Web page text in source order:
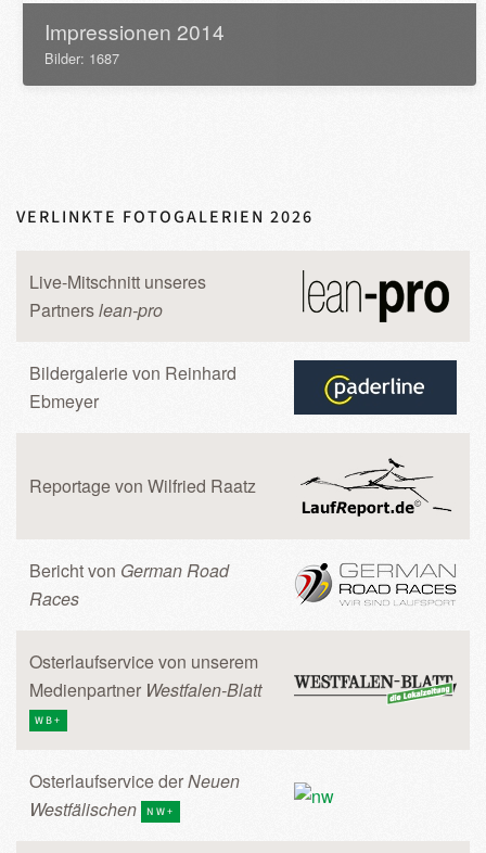
Impressionen 2014
Bilder: 1687
VERLINKTE FOTOGALERIEN 2026
Live-Mitschnitt unseres
Partnerslean-pro
Bildergalerie von Reinhard
Ebmeyer
Reportage von Wilfried Raatz
Bericht von German Road
Races
Osterlaufservice von unserem
Medienpartner Westfalen-Blatt
WB+
Osterlaufservice derNeuen
Westfälischen
NW+